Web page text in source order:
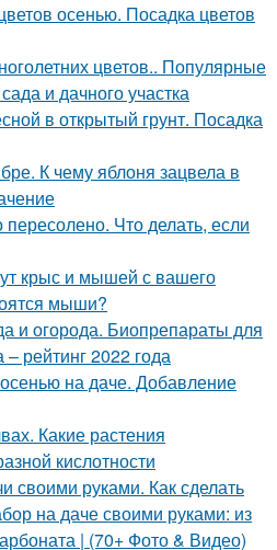
осенью. Посадка цветов
цветов.. Популярные
и дачного участка
в открытый грунт. Посадка
К чему яблоня зацвела в
Что делать, если
крыс и мышей с вашего
мыши?
и огорода. Биопрепараты для
рейтинг 2022 года
на даче. Добавление
Какие растения
кислотности
своими руками. Как сделать
на даче своими руками: из
| (70+ Фото & Видео)